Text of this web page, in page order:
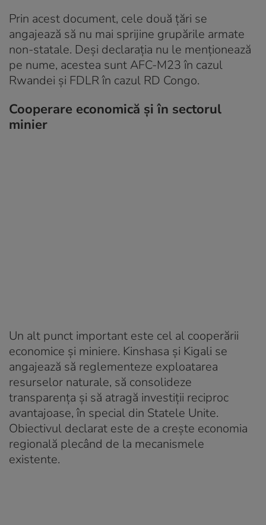
Prin acest document, cele două țări se
angajează să nu mai sprijine grupările armate
non-statale. Deși declarația nu le menționează
pe nume, acestea sunt AFC-M23 în cazul
Rwandei și FDLR în cazul RD Congo.
Cooperare economică și în sectorul
minier
Un alt punct important este cel al cooperării
economice și miniere. Kinshasa și Kigali se
angajează să reglementeze exploatarea
resurselor naturale, să consolideze
transparența și să atragă investiții reciproc
avantajoase, în special din Statele Unite.
Obiectivul declarat este de a crește economia
regională plecând de la mecanismele
existente.